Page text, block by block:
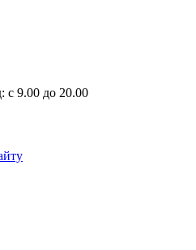
9.00 до 20.00